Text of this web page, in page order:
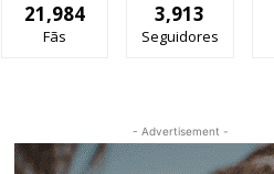
21,984
Fãs
3,913
Seguidores
- Advertisement -